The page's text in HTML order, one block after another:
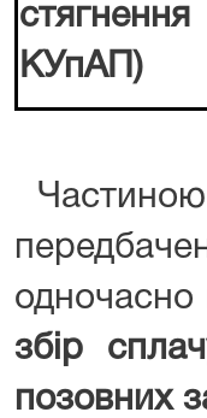
КУпАП)
Частиною
збір
позовних